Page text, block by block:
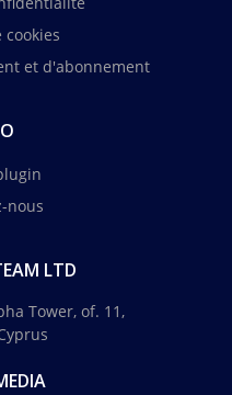
cookies
et d'abonnement
nous
LTD
Tower, of. 11,